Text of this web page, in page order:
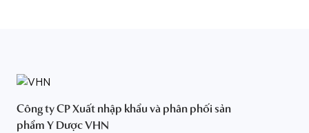
Công ty CP Xuất nhập khẩu và phân phối sản
phẩm Y Dược VHN